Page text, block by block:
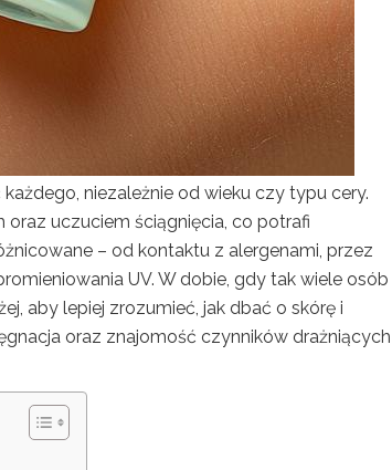
niezależnie od wieku czy typu cery.
uczuciem ściągnięcia, co potrafi
– od kontaktu z alergenami, przez
UV. W dobie, gdy tak wiele osób
aby lepiej zrozumieć, jak dbać o skórę i
oraz znajomość czynników drażniących